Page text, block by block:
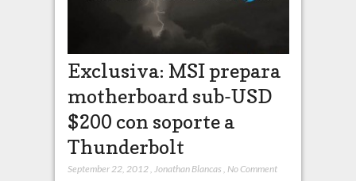
Exclusiva: MSI prepara
motherboard sub-USD
$200 con soporte a
Thunderbolt
September 22, 2012, Jonathan Blancas No Comment